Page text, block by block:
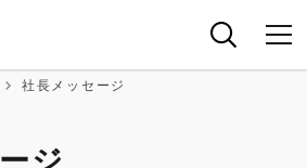
社長メッセージ
ジ